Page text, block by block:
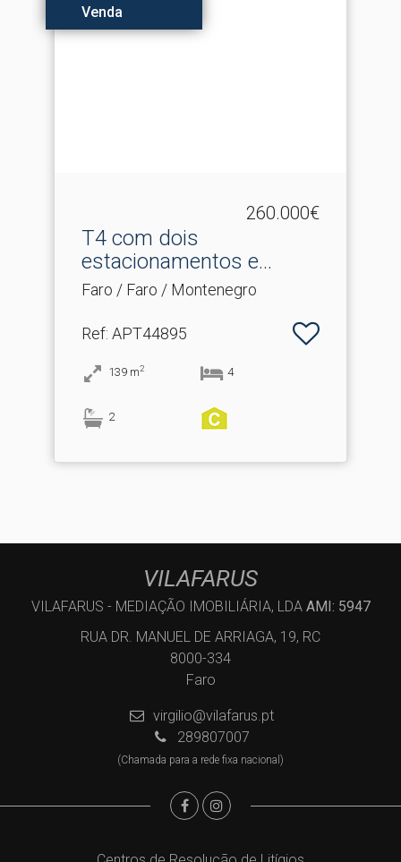
Venda
260.000€
T4 com dois
estacionamentos e
arrecadação
Faro / Faro / Montenegro
Ref: APT44895
139 m2 4
2
VILAFARUS
VILAFARUS - MEDIAÇÃO IMOBILIÁRIA, LDA AMI: 5947
RUA DR. MANUEL DE ARRIAGA, 19, RC
8000-334
Faro
virgilio@vilafarus.pt
289807007
(Chamada para a rede fixa nacional)